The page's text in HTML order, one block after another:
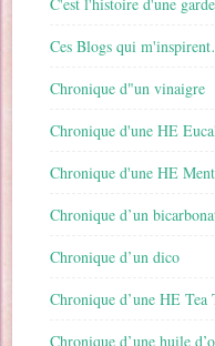
Ces Blogs qui
Chronique d"un vinaigre
Chronique d'une HE
Chronique d'une HE
Chronique d’un
Chronique d’un dico
Chronique d’une HE Tea
Chronique d’une huile